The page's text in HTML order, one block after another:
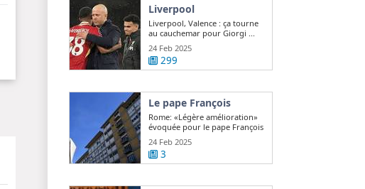
Liverpool
Liverpool, Valence : ça tourne
au cauchemar pour Giorgi ...
24 Feb 2025
299
Le pape François
Rome: «Légère amélioration»
évoquée pour le pape François
24 Feb 2025
3